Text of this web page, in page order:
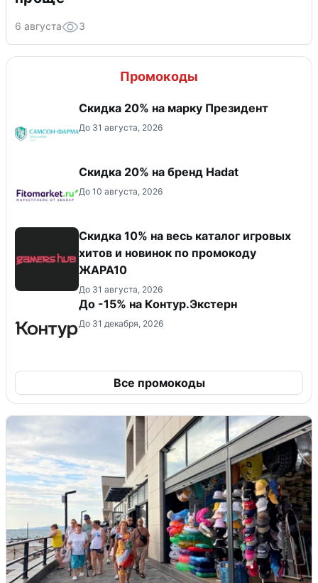
6 августа 3
Промокоды
Скидка 20% на марку Президент
До 31 августа, 2026
Скидка 20% на бренд Hadat
До 10 августа, 2026
Скидка 10% на весь каталог игровых
хитов и новинок по промокоду
ЖАРА10
До 31 августа, 2026
До -15% на Контур.Экстерн
До 31 декабря, 2026
Все промокоды